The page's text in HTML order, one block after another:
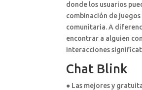
donde los usuarios
combinación de
comunitaria. A
encontrar a alguien
interacciones
Chat Blink
● Las mejores y